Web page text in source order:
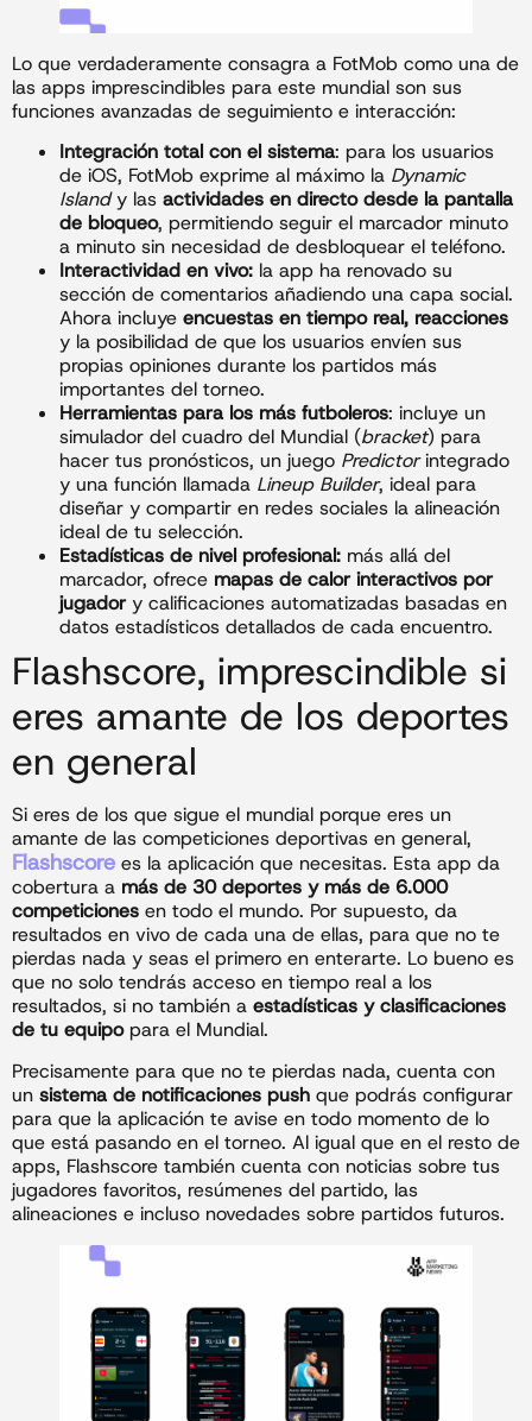
Lo que verdaderamente consagra a FotMob como una de
las apps imprescindibles para este mundial son sus
funciones avanzadas de seguimiento e interacción:
Integración total con el sistema: para los usuarios
de iOS, FotMob exprime al máximo la Dynamic
Islandy las actividades en directo desde la pantalla
de bloqueo, permitiendo seguir el marcador minuto
a minuto sin necesidad de desbloquear el teléfono.
Interactividad en vivo: la app ha renovado su
sección de comentarios añadiendo una capa social.
Ahora incluye encuestas en tiempo real, reacciones
y la posibilidad de que los usuarios envíen sus
propias opiniones durante los partidos más
importantes del torneo.
Herramientas para los más futboleros: incluye un
simulador del cuadro del Mundial (bracket) para
hacer tus pronósticos, un juego Predictorintegrado
y una función llamada Lineup Builder, ideal para
diseñar y compartir en redes sociales la alineación
ideal de tu selección.
Estadísticas de nivel profesional: más allá del
marcador, ofrece mapas de calor interactivos por
jugadory calificaciones automatizadas basadas en
datos estadísticos detallados de cada encuentro.
Flashscore, imprescindible si
eres amante de los deportes
en general
Si eres de los que sigue el mundial porque eres un
amante de las competiciones deportivas en general,
Flashscore es la aplicación que necesitas. Esta app da
cobertura a más de 30 deportes y más de 6.000
competiciones en todo el mundo. Por supuesto, da
resultados en vivo de cada una de ellas, para que no te
pierdas nada y seas el primero en enterarte. Lo bueno es
que no solo tendrás acceso en tiempo real a los
resultados, si no también a estadísticas y clasificaciones
de tu equipopara el Mundial.
Precisamente para que no te pierdas nada, cuenta con
un sistema de notificaciones push que podrás configurar
para que la aplicación te avise en todo momento de lo
que está pasando en el torneo. Al igual que en el resto de
apps, Flashscore también cuenta con noticias sobre tus
jugadores favoritos, resúmenes del partido, las
alineaciones e incluso novedades sobre partidos futuros.